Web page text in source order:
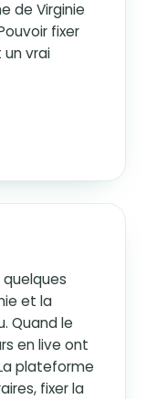
de Virginie
fixer
un vrai
et la
Quand le
en live ont
plateforme
fixer la